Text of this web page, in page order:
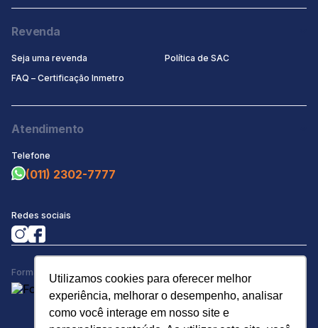
Utilizamos cookies para oferecer melhor
experiência, melhorar o desempenho, analisar
como você interage em nosso site e
Revenda
Seja uma revenda
FAQ – Certificação Inmetro
Política de SAC
Atendimento
Telefone
(011) 2302-7777
Redes sociais
Formas de Pagamento